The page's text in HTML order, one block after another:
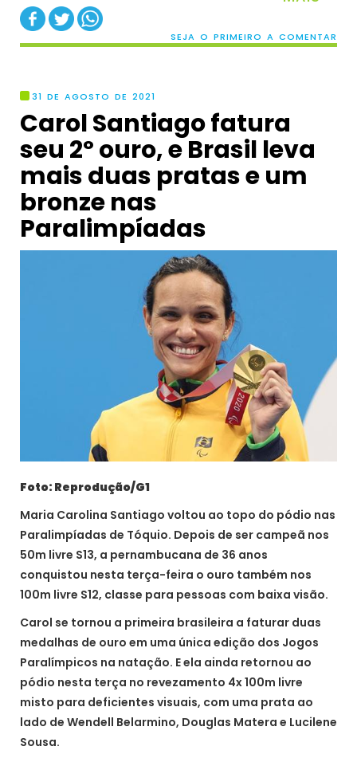
SEJA O PRIMEIRO A COMENTAR
31 DE AGOSTO DE 2021
Carol Santiago fatura
seu 2º ouro, e Brasil leva
mais duas pratas e um
bronze nas
Paralimpíadas
Foto: Reprodução/G1
Maria Carolina Santiago voltou ao topo do pódio nas
Paralimpíadas de Tóquio. Depois de ser campeã nos
50m livre S13, a pernambucana de 36 anos
conquistou nesta terça-feira o ouro também nos
100m livre S12, classe para pessoas com baixa visão.
Carol se tornou a primeira brasileira a faturar duas
medalhas de ouro em uma única edição dos Jogos
Paralímpicos na natação. E ela ainda retornou ao
pódio nesta terça no revezamento 4x 100m livre
misto para deficientes visuais, com uma prata ao
lado de Wendell Belarmino, Douglas Matera e Lucilene
Sousa.